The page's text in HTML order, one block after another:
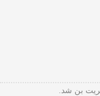
بن شد.